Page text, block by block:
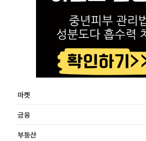
마켓
금융
부동산